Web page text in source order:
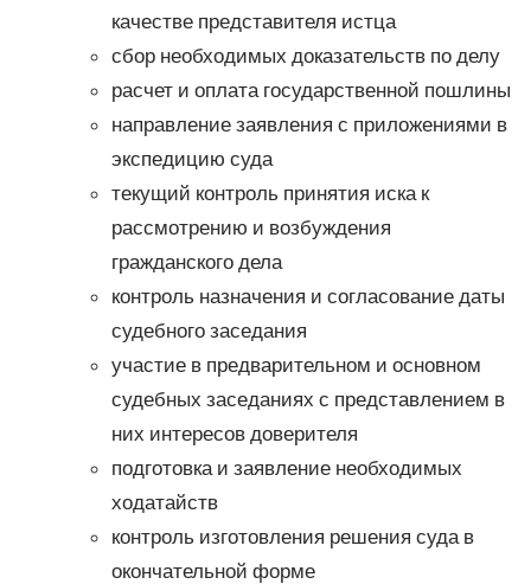
качестве представителя истца
сбор необходимых доказательств по делу
расчет и оплата государственной пошлины
направление заявления с приложениями в
экспедицию суда
текущий контроль принятия иска к
рассмотрению и возбуждения
гражданского дела
контроль назначения и согласование даты
судебного заседания
участие в предварительном и основном
судебных заседаниях с представлением в
них интересов доверителя
подготовка и заявление необходимых
ходатайств
контроль изготовления решения суда в
окончательной форме